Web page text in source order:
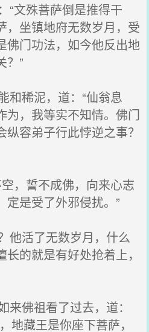
文殊菩萨倒是推得干
，坐镇地府无数岁月，受
佛门功法，如今他反出地
？”
稀泥，道：“仙翁息
为，我等实不知情。佛门
容弟子行此悖逆之事？
，誓不成佛，向来心志
定是受了外邪侵扰。”
他活了无数岁月，什么
的就是有好处抢着上，
佛祖看了过去，道：
地藏王是你座下菩萨，